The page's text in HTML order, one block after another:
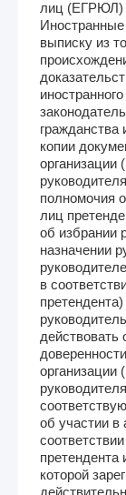
лиц (ЕГРЮЛ)
выписку из
гражданства
копии
организации
полномочия
лиц
об избрании
назначении
в
действовать
организации
об участии в
претендента
которой